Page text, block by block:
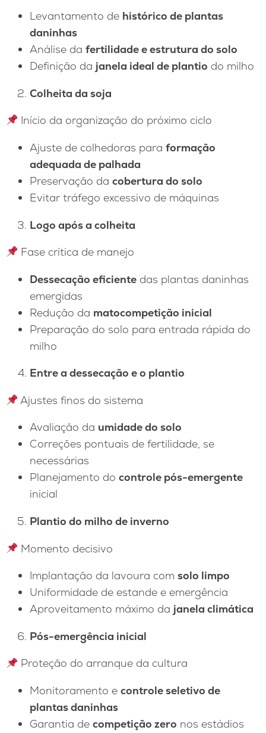
Levantamento de histórico de plantas
daninhas
Análise da fertilidade e estrutura do solo
Definição da janela ideal de plantio do milho
Colheita da soja
Início da organização do próximo ciclo
Ajuste de colhedoras para formação
adequada de palhada
Preservação da cobertura do solo
Evitar tráfego excessivo de máquinas
Logo após a colheita
Fase crítica de manejo
Dessecação eficiente das plantas daninhas
emergidas
Redução da matocompetição inicial
Preparação do solo para entrada rápida do
milho
Entre a dessecação e o plantio
Ajustes finos do sistema
Avaliação da umidade do solo
Correções pontuais de fertilidade, se
necessárias
Planejamento do controle pós-emergente
inicial
Plantio do milho de inverno
Momento decisivo
Implantação da lavoura com solo limpo
Uniformidade de estande e emergência
Aproveitamento máximo da janela climática
Pós-emergência inicial
Proteção do arranque da cultura
Monitoramento e controle seletivo de
plantas daninhas
Garantia de competição zero nos estádios